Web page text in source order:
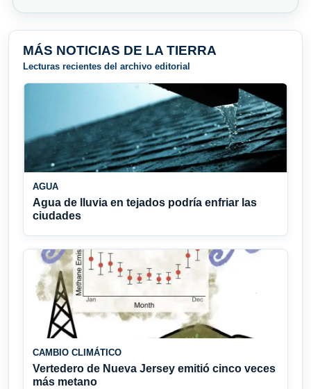
MÁS NOTICIAS DE LA TIERRA
Lecturas recientes del archivo editorial
AGUA
Agua de lluvia en tejados podría enfriar las
ciudades
CAMBIO CLIMÁTICO
Vertedero de Nueva Jersey emitió cinco veces
más metano